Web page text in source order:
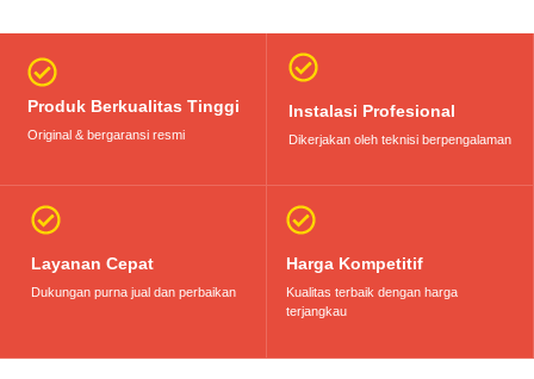
Produk Berkualitas Tinggi
Original & bergaransi resmi
Instalasi Profesional
Dikerjakan oleh teknisi berpengalaman
Layanan Cepat
Dukungan purna jual dan perbaikan
Harga Kompetitif
Kualitas terbaik dengan harga
terjangkau